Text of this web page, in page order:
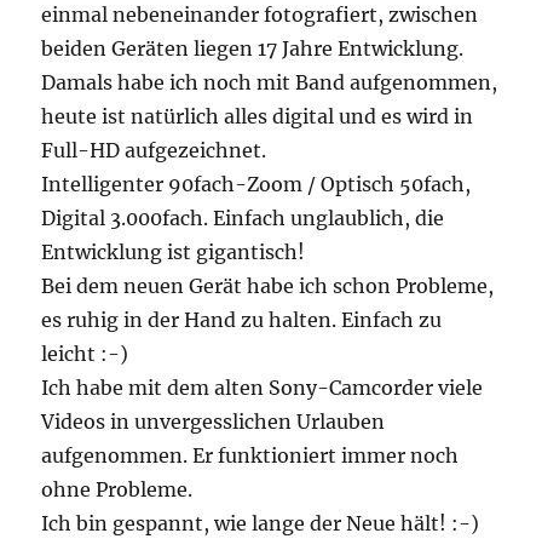
einmal nebeneinander fotografiert, zwischen
beiden Geräten liegen 17 Jahre Entwicklung.
Damals habe ich noch mit Band aufgenommen,
heute ist natürlich alles digital und es wird in
Full-HD aufgezeichnet.
Intelligenter 90fach-Zoom / Optisch 50fach,
Digital 3.000fach. Einfach unglaublich, die
Entwicklung ist gigantisch!
Bei dem neuen Gerät habe ich schon Probleme,
es ruhig in der Hand zu halten. Einfach zu
leicht :-)
Ich habe mit dem alten Sony-Camcorder viele
Videos in unvergesslichen Urlauben
aufgenommen. Er funktioniert immer noch
ohne Probleme.
Ich bin gespannt, wie lange der Neue hält! :-)